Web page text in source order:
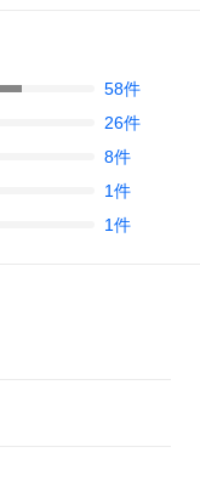
58件
26件
8件
1件
1件